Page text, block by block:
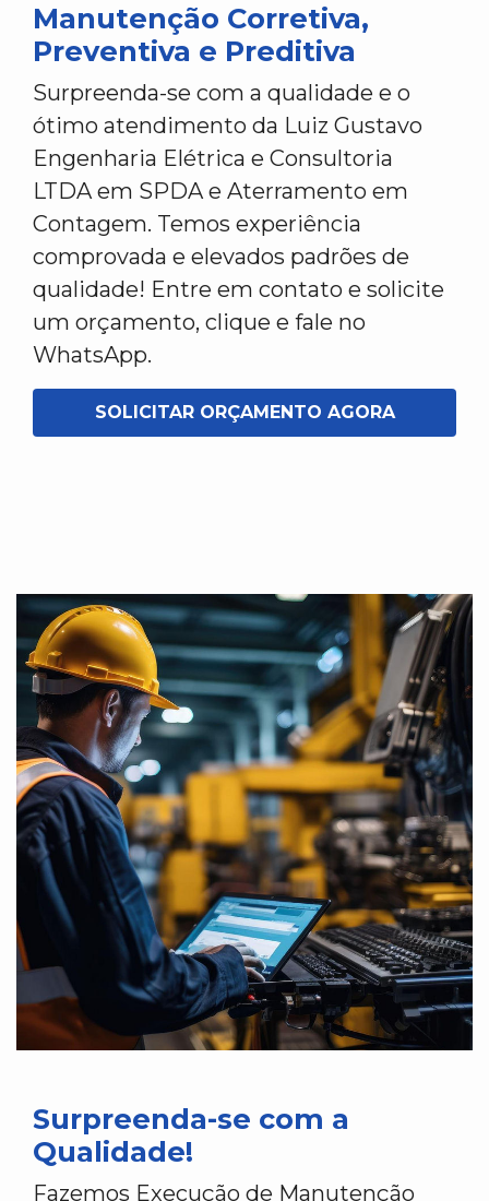
Manutenção Corretiva,
Preventiva e Preditiva
Surpreenda-se com a qualidade e o
ótimo atendimento da Luiz Gustavo
Engenharia Elétrica e Consultoria
LTDA em SPDA e Aterramento em
Contagem. Temos experiência
comprovada e elevados padrões de
qualidade! Entre em contato e solicite
um orçamento, clique e fale no
WhatsApp.
SOLICITAR ORÇAMENTO AGORA
Surpreenda-se com a
Qualidade!
Fazemos Execução de Manutenção